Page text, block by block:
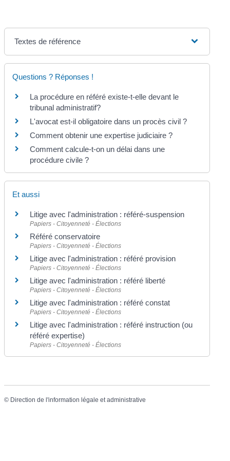
Textes de référence
Questions ? Réponses !
La procédure en référé existe-t-elle devant le
tribunal administratif?
L'avocat est-il obligatoire dans un procès civil ?
Comment obtenir une expertise judiciaire ?
Comment calcule-t-on un délai dans une
procédure civile ?
Et aussi
Litige avec l'administration : référé-suspension
Papiers - Citoyenneté - Élections
Référé conservatoire
Papiers - Citoyenneté - Élections
Litige avec l'administration : référé provision
Papiers - Citoyenneté - Élections
Litige avec l'administration : référé liberté
Papiers - Citoyenneté - Élections
Litige avec l'administration : référé constat
Papiers - Citoyenneté - Élections
Litige avec l'administration : référé instruction (ou
référé expertise)
Papiers - Citoyenneté - Élections
© Direction de l'information légale et administrative